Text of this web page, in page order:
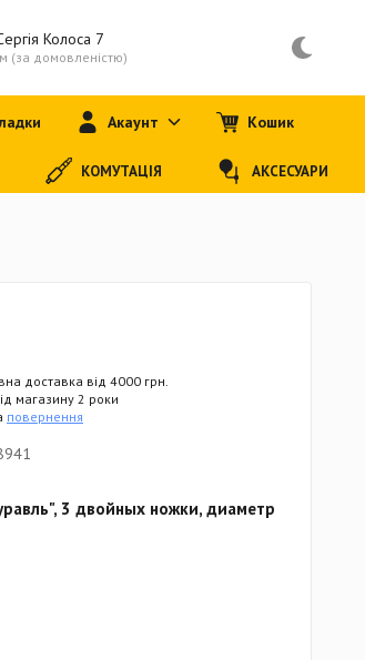
доставка від 4000 грн.
магазину 2 роки
повернення
3 двойных ножки, диаметр
Колоса 7
(за домовленістю)
Акаунт Кошик
КОМУТАЦІЯ АКСЕСУАРИ